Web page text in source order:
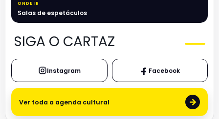
ONDE IR
Salas de espetáculos
SIGA O CARTAZ
Instagram Facebook
Ver toda a agenda cultural →